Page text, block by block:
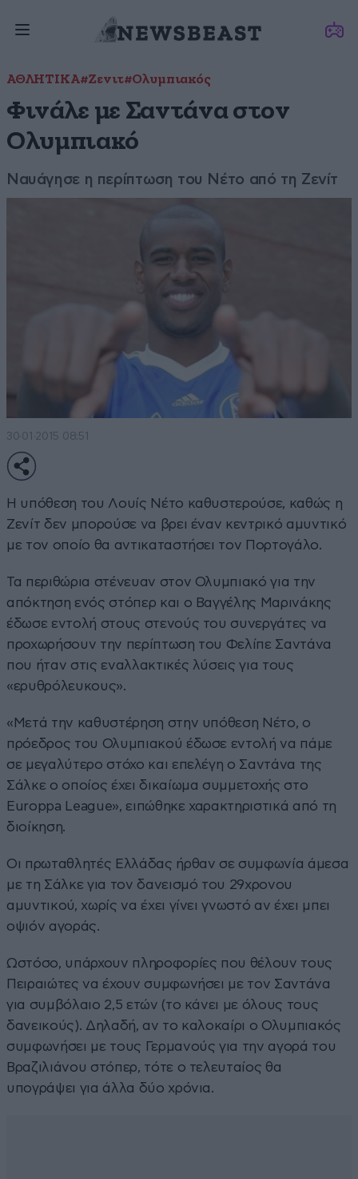
ΑΘΛΗΤΙΚΑ#Ζενιτ#Ολυμπιακός
Φινάλε με Σαντάνα στον
Ολυμπιακό
Ναυάγησε η περίπτωση του Νέτο από τη Ζενίτ
30·01·2015 08:51
Η υπόθεση του Λουίς Νέτο καθυστερούσε, καθώς η
Ζενίτ δεν μπορούσε να βρει έναν κεντρικό αμυντικό
με τον οποίο θα αντικαταστήσει τον Πορτογάλο.
Τα περιθώρια στένευαν στον Ολυμπιακό για την
απόκτηση ενός στόπερ και ο Βαγγέλης Μαρινάκης
έδωσε εντολή στους στενούς του συνεργάτες να
προχωρήσουν την περίπτωση του Φελίπε Σαντάνα
που ήταν στις εναλλακτικές λύσεις για τους
«ερυθρόλευκους».
«Μετά την καθυστέρηση στην υπόθεση Νέτο, ο
πρόεδρος του Ολυμπιακού έδωσε εντολή να πάμε
σε μεγαλύτερο στόχο και επελέγη ο Σαντάνα της
Σάλκε ο οποίος έχει δικαίωμα συμμετοχής στο
Europpa League», ειπώθηκε χαρακτηριστικά από τη
διοίκηση.
Οι πρωταθλητές Ελλάδας ήρθαν σε συμφωνία άμεσα
με τη Σάλκε για τον δανεισμό του 29χρονου
αμυντικού, χωρίς να έχει γίνει γνωστό αν έχει μπει
οψιόν αγοράς.
Ωστόσο, υπάρχουν πληροφορίες που θέλουν τους
Πειραιώτες να έχουν συμφωνήσει με τον Σαντάνα
για συμβόλαιο 2,5 ετών (το κάνει με όλους τους
δανεικούς). Δηλαδή, αν το καλοκαίρι ο Ολυμπιακός
συμφωνήσει με τους Γερμανούς για την αγορά του
Βραζιλιάνου στόπερ, τότε ο τελευταίος θα
υπογράψει για άλλα δύο χρόνια.